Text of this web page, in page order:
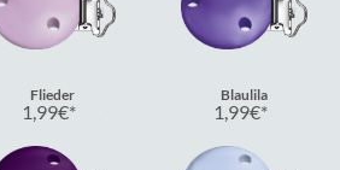
Flieder
1,99€
Blaulila
1,99€